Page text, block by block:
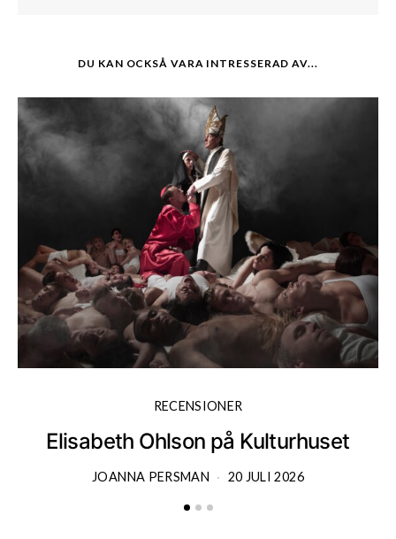
DU KAN OCKSÅ VARA INTRESSERAD AV...
RECENSIONER
Elisabeth Ohlson på Kulturhuset
JOANNA PERSMAN 20 JULI 2026